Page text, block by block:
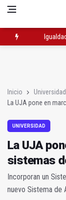
Inicio
Universidad
La UJA pone en
UNIVERSIDAD
La UJA
sistemas
Incorporan un
nuevo Sistema de